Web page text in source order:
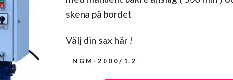
skena på bordet
Välj din sax här !
NGM-2000/1.2